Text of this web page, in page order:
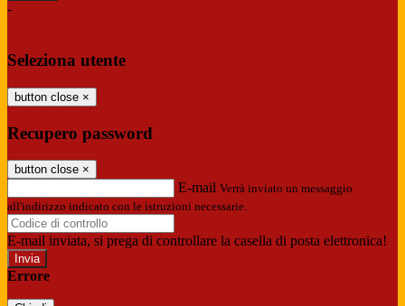
-
Seleziona utente
button close ×
Recupero password
button close ×
E-mail Verrà inviato un messaggio
all'indirizzo indicato con le istruzioni necessarie.
E-mail inviata, si prega di controllare la casella di posta elettronica!
Errore